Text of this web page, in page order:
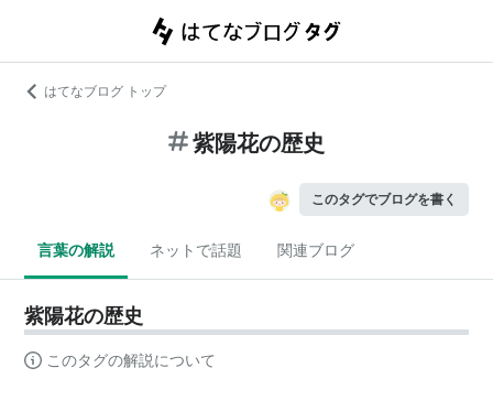
はてなブログ トップ
紫陽花の歴史
このタグでブログを書く
言葉の解説 ネットで話題 関連ブログ
紫陽花の歴史
このタグの解説について